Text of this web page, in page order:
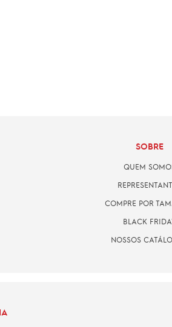
SOBRE
QUEM
COMPRE POR
BLACK
NOSSOS